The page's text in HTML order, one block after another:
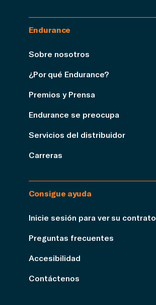
Endurance
Sobre nosotros
¿Por qué Endurance?
Premios y Prensa
Endurance se preocupa
Servicios del distribuidor
Carreras
Consigue ayuda
Inicie sesión para ver su contrato
Preguntas frecuentes
Accesibilidad
Contáctenos